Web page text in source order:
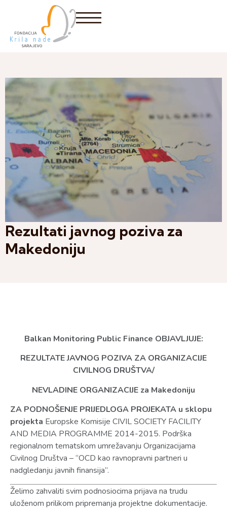
Rezultati javnog poziva za
Makedoniju
Balkan Monitoring Public Finance OBJAVLJUJE:
REZULTATE JAVNOG POZIVA ZA ORGANIZACIJE
CIVILNOG DRUŠTVA/
NEVLADINE ORGANIZACIJE za Makedoniju
ZA PODNOŠENJE PRIJEDLOGA PROJEKATA u sklopu
projekta Europske Komisije CIVIL SOCIETY FACILITY
AND MEDIA PROGRAMME 2014-2015. Podrška
regionalnom tematskom umrežavanju Organizacijama
Civilnog Društva – “OCD kao ravnopravni partneri u
nadgledanju javnih finansija”.
Želimo zahvaliti svim podnosiocima prijava na trudu
uloženom prilikom pripremanja projektne dokumentacije.